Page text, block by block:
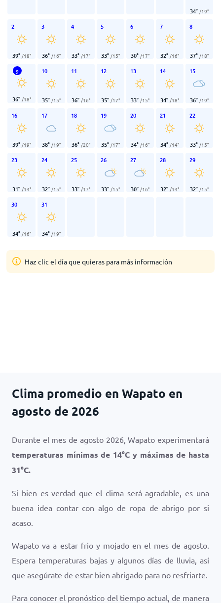
34° /19°
2
39° /18°
3
36° /16°
4
33° /17°
5
33° /15°
6
30° /17°
7
32° /16°
8
37° /18°
9
36° /18°
10
35° /15°
11
36° /16°
12
35° /17°
13
33° /15°
14
34° /18°
15
36° /19°
16
39° /19°
17
38° /19°
18
36° /20°
19
35° /17°
20
34° /16°
21
34° /14°
22
33° /15°
23
31° /14°
24
32° /15°
25
33° /17°
26
33° /15°
27
30° /16°
28
32° /14°
29
32° /15°
30
34° /16°
31
34° /19°
Haz clic el día que quieras para más información
Clima promedio en Wapato en
agosto de 2026
Durante el mes de agosto 2026, Wapato experimentará
temperaturas mínimas de 14°C y máximas de hasta
31°C.
Si bien es verdad que el clima será agradable, es una
buena idea contar con algo de ropa de abrigo por si
acaso.
Wapato va a estar frio y mojado en el mes de agosto.
Espera temperaturas bajas y algunos días de lluvia, así
que asegúrate de estar bien abrigado para no resfriarte.
Para conocer el pronóstico del tiempo actual, de manera